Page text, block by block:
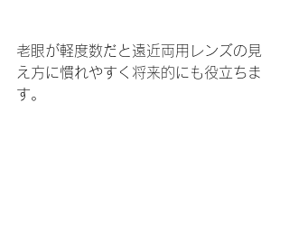
老眼が軽度数だと遠近両用レンズの見
え方に慣れやすく将来的にも役立ちま
す。